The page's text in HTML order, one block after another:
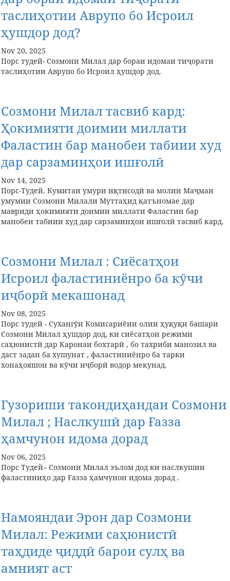
таслиҳотии Аврупо бо Исроил
ҳушдор дод?
Nov 20, 2025
Порс тудей- Созмони Милал дар бораи идомаи тиҷорати
таслиҳотии Аврупо бо Исроил ҳушдор дод.
Созмони Милал тасвиб кард:
Ҳокимияти доимии миллати
Фаластин бар манобеи табиии худ
дар сарзаминҳои ишғолӣ
Nov 14, 2025
Порс-Тудей. Кумитаи умури иқтисодӣ ва молии Маҷмаи
умумии Созмони Милали Муттаҳид қатъномае дар
мавриди ҳокимияти доимии миллати Фаластин бар
манобеи табиии худ дар сарзаминҳои ишғолӣ тасвиб кард.
Созмони Милал : Сиёсатҳои
Исроил фаластиниёнро ба кӯчи
иҷборӣ мекашонад
Nov 08, 2025
Порс тудей - Сухангӯи Комисариёии олии ҳуқуқи башари
Созмони Милал ҳушдор дод, ки сиёсатҳои режими
саҳюнистӣ дар Каронаи бохтарӣ , бо тахриби манозил ва
даст задан ба хушунат , фаластиниёнро ба тарки
хонаҳояшон ва кӯчи иҷборӣ водор мекунад.
Гузориши такондиҳандаи Созмони
Милал ; Наслкушӣ дар Ғазза
ҳамчунон идома дорад
Nov 06, 2025
Порс Тудей– Созмони Милал эълом дод ки наслкушии
фаластиниҳо дар Ғазза ҳамчунон идома дорад .
Намояндаи Эрон дар Созмони
Милал: Режими саҳюнистӣ
таҳдиде ҷиддӣ барои сулҳ ва
амният аст